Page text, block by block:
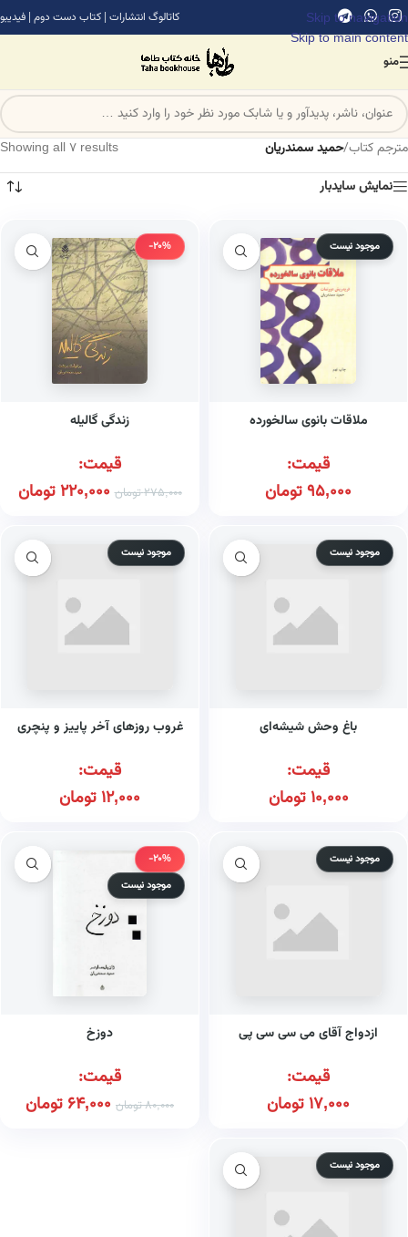
Skip to navigation
Skip to main content
کاتالوگ انتشارات | کتاب دست دوم | فیدیبو
منو
مترجم کتاب/حمید سمندریان
Showing all 7 results
نمایش سایدبار
موجود نیست
ملاقات بانوی سالخورده
قیمت:
95,000تومان
-20%
زندگی گالیله
قیمت:
275,000تومان 220,000تومان
موجود نیست
باغ وحش شیشه‌ای
قیمت:
10,000تومان
موجود نیست
غروب روزهای آخر پاییز و پنچری
قیمت:
12,000تومان
موجود نیست
ازدواج آقای می سی سی پی
قیمت:
17,000تومان
-20%
موجود نیست
دوزخ
قیمت:
80,000تومان 64,000 تومان
موجود نیست